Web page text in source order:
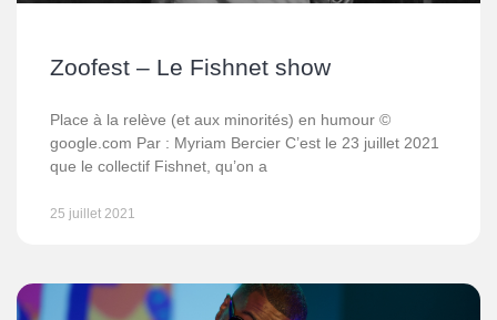
Zoofest – Le Fishnet show
Place à la relève (et aux minorités) en humour ©
google.com Par : Myriam Bercier C’est le 23 juillet 2021
que le collectif Fishnet, qu’on a
25 juillet 2021